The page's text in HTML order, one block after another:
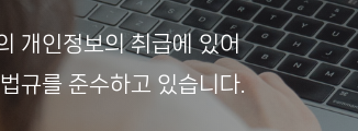
개인정보의 취급에 있어
규를 준수하고 있습니다.